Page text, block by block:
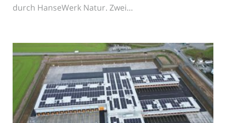
durch HanseWerk Natur. Zwei…